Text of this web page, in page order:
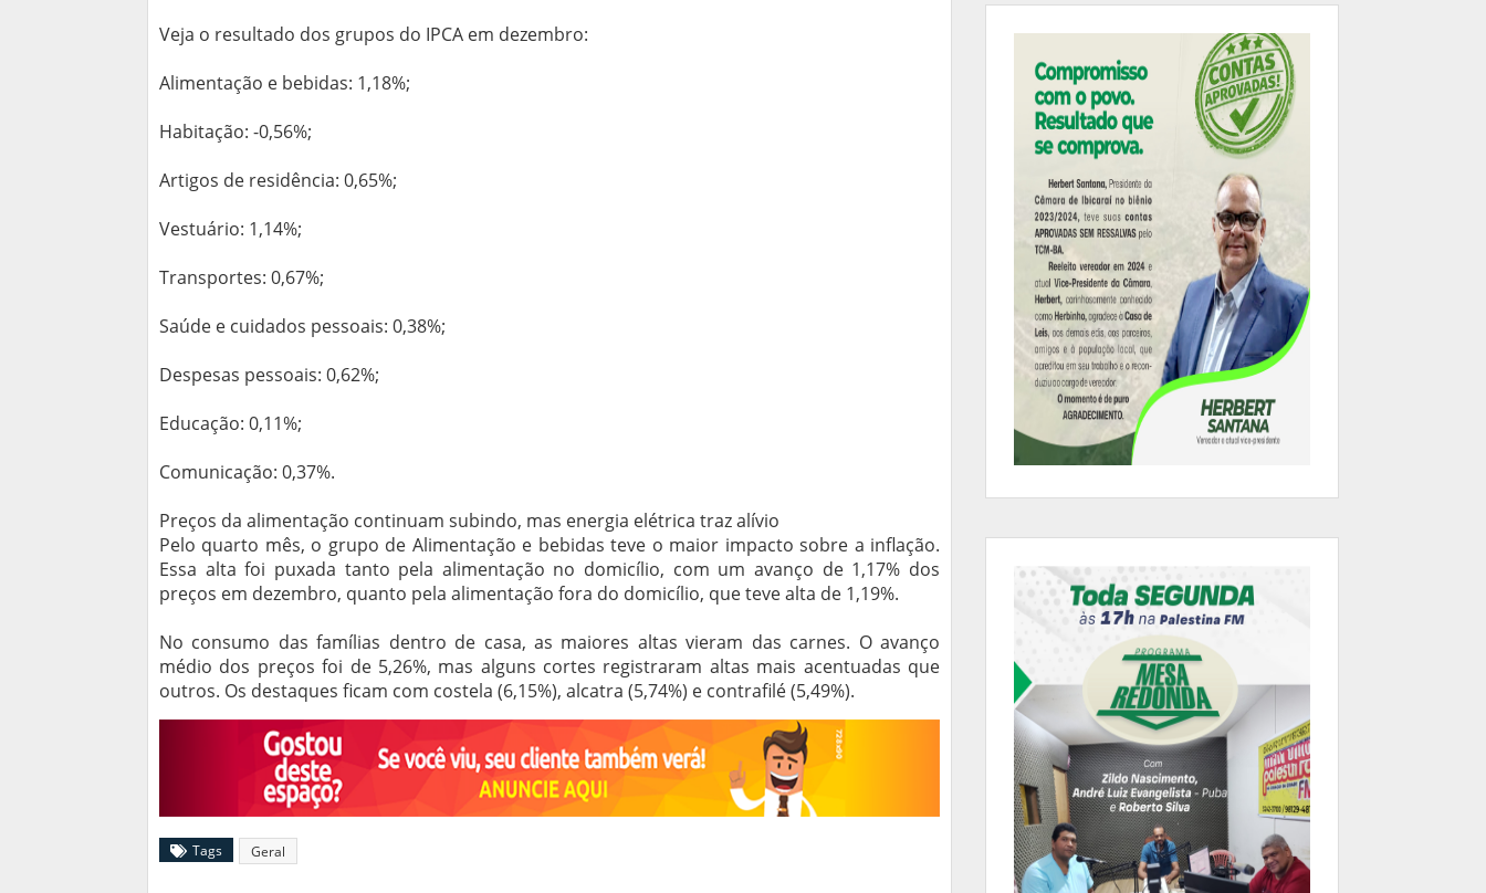
Veja o resultado dos grupos do IPCA em dezembro:
Alimentação e bebidas: 1,18%;
Habitação: -0,56%;
Artigos de residência: 0,65%;
Vestuário: 1,14%;
Transportes: 0,67%;
Saúde e cuidados pessoais: 0,38%;
Despesas pessoais: 0,62%;
Educação: 0,11%;
Comunicação: 0,37%.
Preços da alimentação continuam subindo, mas energia elétrica traz alívio
Pelo quarto mês, o grupo de Alimentação e bebidas teve o maior impacto sobre a inflação.
Essa alta foi puxada tanto pela alimentação no domicílio, com um avanço de 1,17% dos
preços em dezembro, quanto pela alimentação fora do domicílio, que teve alta de 1,19%.
No consumo das famílias dentro de casa, as maiores altas vieram das carnes. O avanço
médio dos preços foi de 5,26%, mas alguns cortes registraram altas mais acentuadas que
outros. Os destaques ficam com costela (6,15%), alcatra (5,74%) e contrafilé (5,49%).
Tags Geral